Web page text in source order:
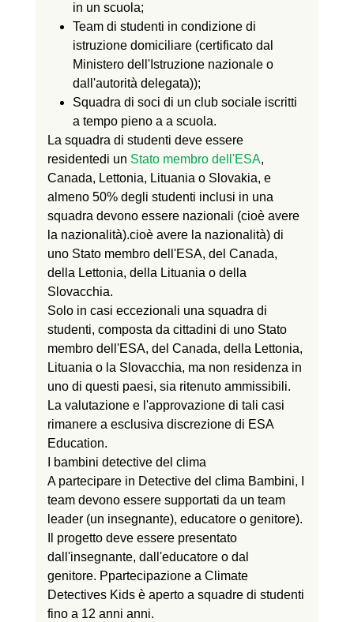
in un scuola;
Team di studenti in condizione di
istruzione domiciliare (certificato dal
Ministero dell'Istruzione nazionale o
dall'autorità delegata));
Squadra di soci di un club sociale iscritti
a tempo pieno a a scuola.
La squadra di studenti deve essere
residentedi un Stato membro dell'ESA,
Canada, Lettonia, Lituania o Slovakia, e
almeno 50% degli studenti inclusi in una
squadra devono essere nazionali (cioè avere
la nazionalità).cioè avere la nazionalità) di
uno Stato membro dell'ESA, del Canada,
della Lettonia, della Lituania o della
Slovacchia.
Solo in casi eccezionali una squadra di
studenti, composta da cittadini di uno Stato
membro dell'ESA, del Canada, della Lettonia,
Lituania o la Slovacchia, ma non residenza in
uno di questi paesi, sia ritenuto ammissibili.
La valutazione e l'approvazione di tali casi
rimanere a esclusiva discrezione di ESA
Education.
I bambini detective del clima
A partecipare in Detective del clima Bambini,
team devono essere supportati da un team
leader (un insegnante), educatore o genitore).
Il progetto deve essere presentato
dall'insegnante, dall'educatore o dal
genitore. Ppartecipazione a Climate
Detectives Kids è aperto a squadre di studenti
fino a 12 anni anni.